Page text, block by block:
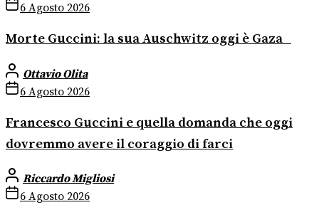
6 Agosto 2026
Morte Guccini: la sua Auschwitz oggi è Gaza
Ottavio Olita
6 Agosto 2026
Francesco Guccini e quella domanda che oggi
dovremmo avere il coraggio di farci
Riccardo Migliosi
6 Agosto 2026